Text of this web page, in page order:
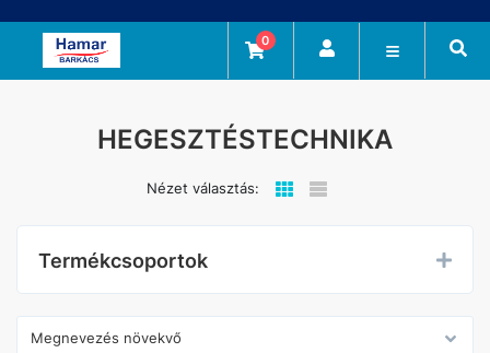
0
HEGESZTÉSTECHNIKA
Nézet választás:
Termékcsoportok